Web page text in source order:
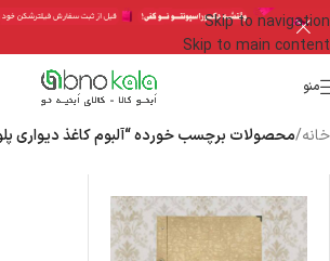
Skip to navigation
Skip to main content
منو
خانه/محصولات برچسب خورده “آلبوم کاغذ دیواری